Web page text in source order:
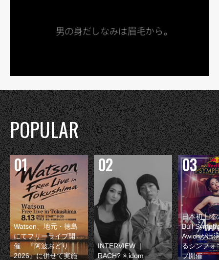
POPULAR
Watson、地元・徳島
にてフリーライブ開
催 『阿波おどり
2026』に併せて実施
INTERVIEW ｜
RACH? × idom
日本初上陸
Bull
Awichが出
るシンフォ
ブ開催